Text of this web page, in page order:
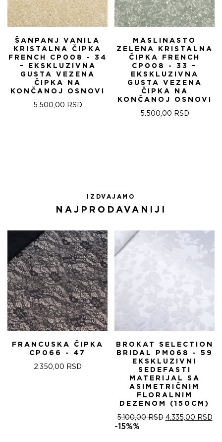
ŠANPANJ VANILA
KRISTALNA ČIPKA
FRENCH CP008 - 34
– EKSKLUZIVNA
GUSTA VEZENA
ČIPKA NA
KONČANOJ OSNOVI
5.500,00 RSD
MASLINASTO
ZELENA KRISTALNA
ČIPKA FRENCH
CP008 - 33 –
EKSKLUZIVNA
GUSTA VEZENA
ČIPKA NA
KONČANOJ OSNOVI
5.500,00 RSD
IZDVAJAMO
NAJPRODAVANIJI
FRANCUSKA ČIPKA
CP066 - 47
2.350,00 RSD
BROKAT SELECTION
BRIDAL PM068 - 59
EKSKLUZIVNI
SEDEFASTI
MATERIJAL SA
ASIMETRIČNIM
FLORALNIM
DEZENOM (150CM)
5.100,00RSD ОРИГИНАЛНА
4.335,00 RSD
-15%%